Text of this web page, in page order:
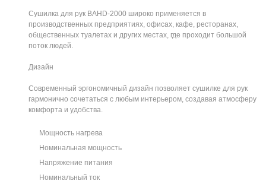
Сушилка для рук BAHD-2000 широко применяется в
производственных предприятиях, офисах, кафе, ресторанах,
общественных туалетах и других местах, где проходит большой
поток людей.
Дизайн
Современный эргономичный дизайн позволяет сушилке для рук
гармонично сочетаться с любым интерьером, создавая атмосферу
комфорта и удобства.
Мощность нагрева
Номинальная мощность
Напряжение питания
Номинальный ток